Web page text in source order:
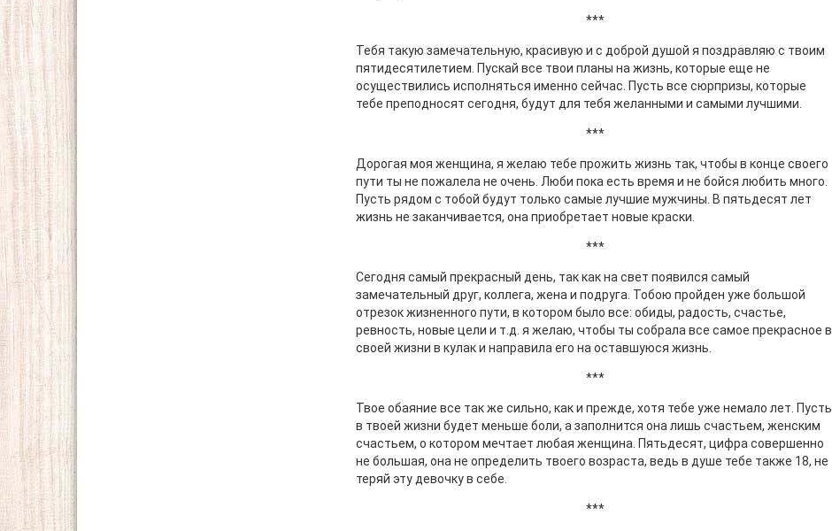
***
Тебя такую замечательную, красивую и с доброй душой я поздравляю с твоим
пятидесятилетием. Пускай все твои планы на жизнь, которые еще не
осуществились исполняться именно сейчас. Пусть все сюрпризы, которые
тебе преподносят сегодня, будут для тебя желанными и самыми лучшими.
***
Дорогая моя женщина, я желаю тебе прожить жизнь так, чтобы в конце своего
пути ты не пожалела не очень. Люби пока есть время и не бойся любить много.
Пусть рядом с тобой будут только самые лучшие мужчины. В пятьдесят лет
жизнь не заканчивается, она приобретает новые краски.
***
Сегодня самый прекрасный день, так как на свет появился самый
замечательный друг, коллега, жена и подруга. Тобою пройден уже большой
отрезок жизненного пути, в котором было все: обиды, радость, счастье,
ревность, новые цели и т.д. я желаю, чтобы ты собрала все самое прекрасное в
своей жизни в кулак и направила его на оставшуюся жизнь.
***
Твое обаяние все так же сильно, как и прежде, хотя тебе уже немало лет. Пусть
в твоей жизни будет меньше боли, а заполнится она лишь счастьем, женским
счастьем, о котором мечтает любая женщина. Пятьдесят, цифра совершенно
не большая, она не определить твоего возраста, ведь в душе тебе также 18, не
теряй эту девочку в себе.
***